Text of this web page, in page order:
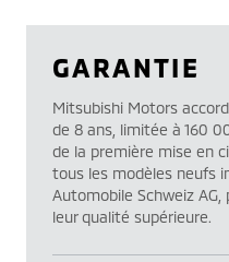
GARANTIE
Mitsubishi Motors
de 8 ans, limitée à 160
de la première mise en
tous les modèles neufs
Automobile Schweiz AG,
leur qualité supérieure.